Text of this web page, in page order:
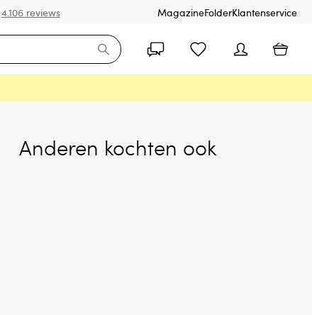
4.106 reviews MagazineFolderKlantenservice
Anderen kochten ook